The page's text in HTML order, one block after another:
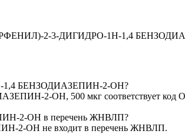
2-3-ДИГИДРО-1Н-1,4
1,4 БЕНЗОДИАЗЕПИН-2-ОН?
2-ОН, 500 мкг соответствует код
2-ОН в перечень ЖНВЛП?
ОН не входит в перечень ЖНВЛП.